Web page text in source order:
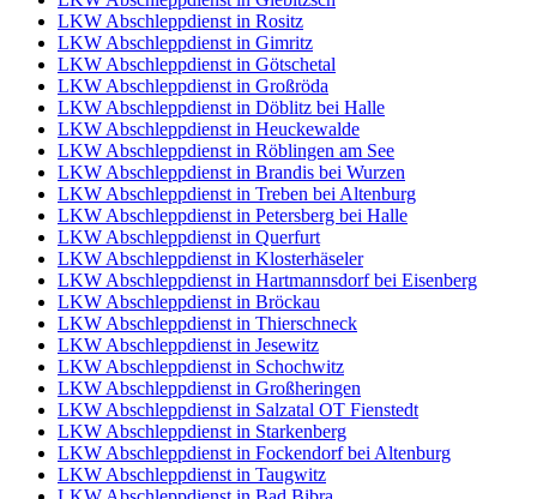
LKW Abschleppdienst in Rositz
LKW Abschleppdienst in Gimritz
LKW Abschleppdienst in Götschetal
LKW Abschleppdienst in Großröda
LKW Abschleppdienst in Döblitz bei Halle
LKW Abschleppdienst in Heuckewalde
LKW Abschleppdienst in Röblingen am See
LKW Abschleppdienst in Brandis bei Wurzen
LKW Abschleppdienst in Treben bei Altenburg
LKW Abschleppdienst in Petersberg bei Halle
LKW Abschleppdienst in Querfurt
LKW Abschleppdienst in Klosterhäseler
LKW Abschleppdienst in Hartmannsdorf bei Eisenberg
LKW Abschleppdienst in Bröckau
LKW Abschleppdienst in Thierschneck
LKW Abschleppdienst in Jesewitz
LKW Abschleppdienst in Schochwitz
LKW Abschleppdienst in Großheringen
LKW Abschleppdienst in Salzatal OT Fienstedt
LKW Abschleppdienst in Starkenberg
LKW Abschleppdienst in Fockendorf bei Altenburg
LKW Abschleppdienst in Taugwitz